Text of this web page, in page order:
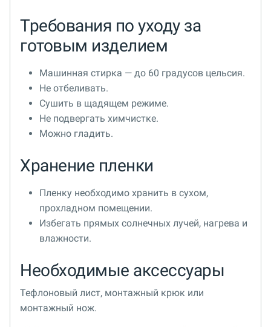
Требования по уходу за
готовым изделием
Машинная стирка — до 60 градусов цельсия.
Не отбеливать.
Сушить в щадящем режиме.
Не подвергать химчистке.
Можно гладить.
Хранение пленки
Пленку необходимо хранить в сухом,
прохладном помещении.
Избегать прямых солнечных лучей, нагрева и
влажности.
Необходимые аксессуары
Тефлоновый лист, монтажный крюк или
монтажный нож.